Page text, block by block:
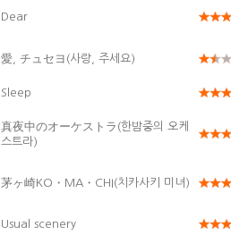
Dear
愛, チュセヨ(사랑, 주세요)
Sleep
真夜中のオーケストラ(한밤중의 오케
스트라)
茅ヶ崎KO・MA・CHI(치카사키 미녀)
Usual scenery